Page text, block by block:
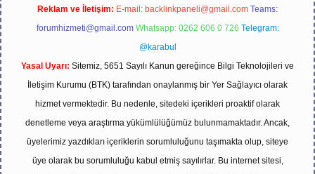
Reklam ve İletişim: E-mail: backlinkpaneli@gmail.com Teams:
forumhizmeti@gmail.com Whatsapp: 0262 606 0 726 Telegram:
@karabul
Yasal Uyarı: Sitemiz, 5651 Sayılı Kanun gereğince Bilgi Teknolojileri ve
İletişim Kurumu (BTK) tarafından onaylanmış bir Yer Sağlayıcı olarak
hizmet vermektedir. Bu nedenle, sitedeki içerikleri proaktif olarak
denetleme veya araştırma yükümlülüğümüz bulunmamaktadır. Ancak,
üyelerimiz yazdıkları içeriklerin sorumluluğunu taşımakta olup, siteye
üye olarak bu sorumluluğu kabul etmiş sayılırlar. Bu internet sitesi,